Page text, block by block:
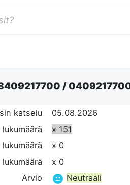
/
katselu
05.08.2026
x 151
x 0
x 0
Arvio
Neutraali